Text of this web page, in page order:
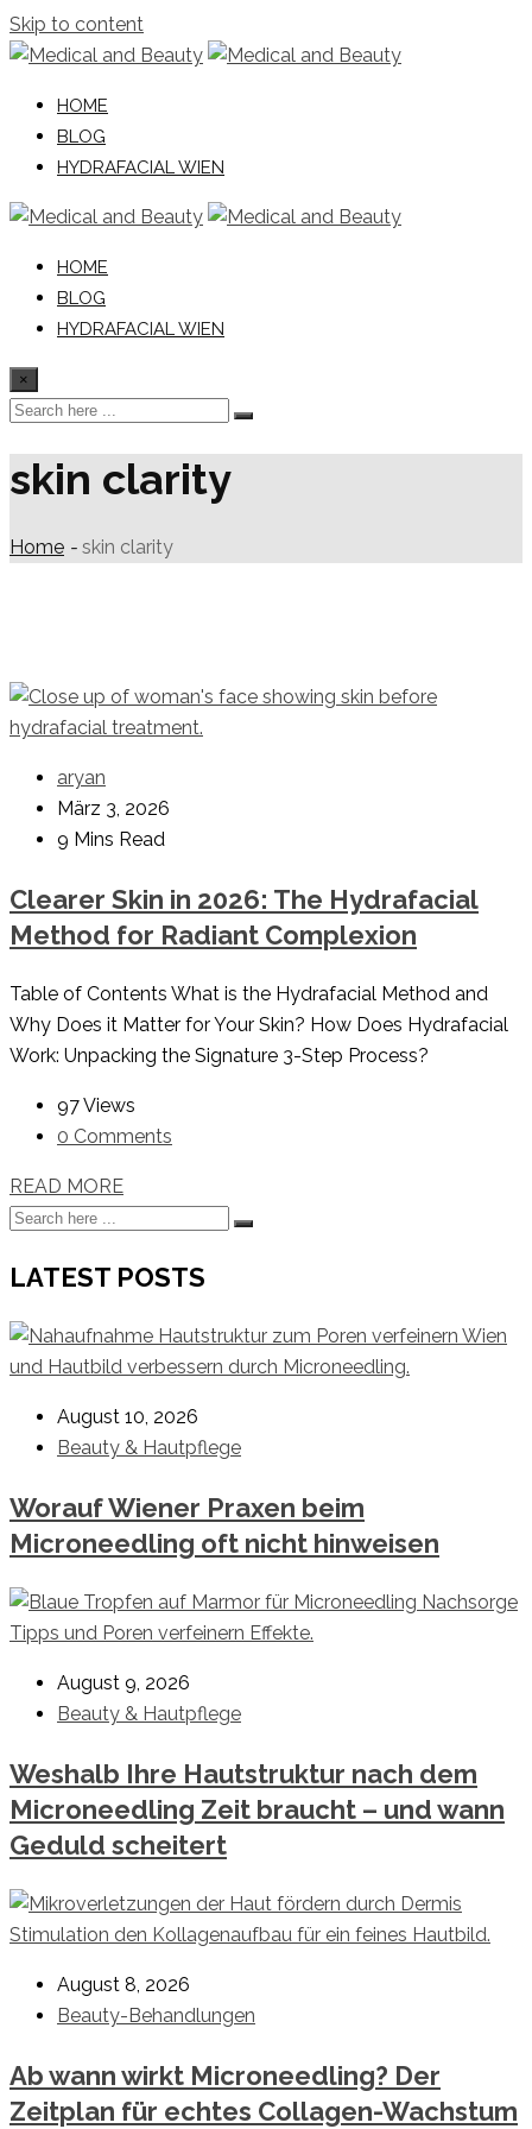
Skip to content
HOME
BLOG
HYDRAFACIAL WIEN
HOME
BLOG
HYDRAFACIAL WIEN
×
skin clarity
Home - skin clarity
aryan
März 3, 2026
9 Mins Read
Clearer Skin in 2026: The Hydrafacial
Method for Radiant Complexion
Table of Contents What is the Hydrafacial Method and
Why Does it Matter for Your Skin? How Does Hydrafacial
Work: Unpacking the Signature 3-Step Process?
97 Views
0 Comments
READ MORE
LATEST POSTS
August 10, 2026
Beauty & Hautpflege
Worauf Wiener Praxen beim
Microneedling oft nicht hinweisen
August 9, 2026
Beauty & Hautpflege
Weshalb Ihre Hautstruktur nach dem
Microneedling Zeit braucht – und wann
Geduld scheitert
August 8, 2026
Beauty-Behandlungen
Ab wann wirkt Microneedling? Der
Zeitplan für echtes Collagen-Wachstum